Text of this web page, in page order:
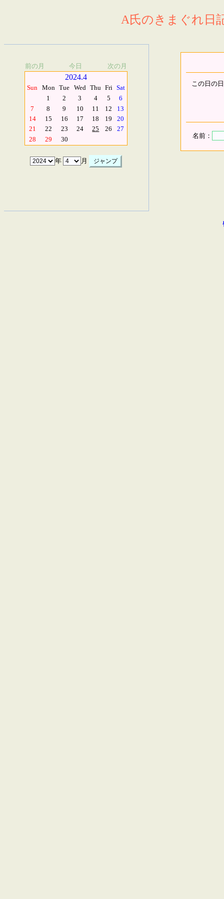
A氏のきまぐれ日
前の月 今日 次の月
2024.4
Sun Mon Tue Wed Thu Fri Sat
1
2 3 4 5
6
7
8 9 10 11 12
13
14
15 16 17 18 19
20
21
22 23 24 25 26
27
28
29 30
年 月
この日の
名前：